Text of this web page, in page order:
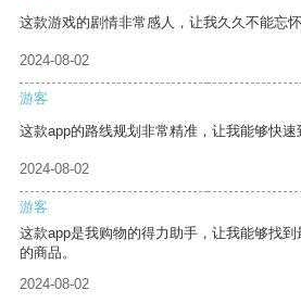
这款游戏的剧情非常感人，让我久久不能忘怀
2024-08-02
游客
这款app的路线规划非常精准，让我能够快速
2024-08-02
游客
这款app是我购物的得力助手，让我能够找
的商品。
2024-08-02